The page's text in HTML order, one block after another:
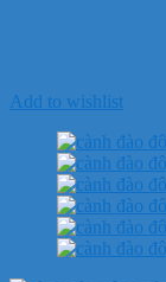
Add to wishlist